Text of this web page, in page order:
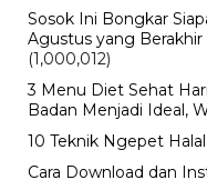
BBM Pertamina
BERITA TERBARU
Hasil PPPK Sekolah
Sudah Keluar, Cek